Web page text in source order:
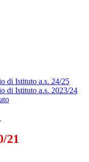
di Istituto a.s. 24/25
di Istituto a.s. 2023/24
21